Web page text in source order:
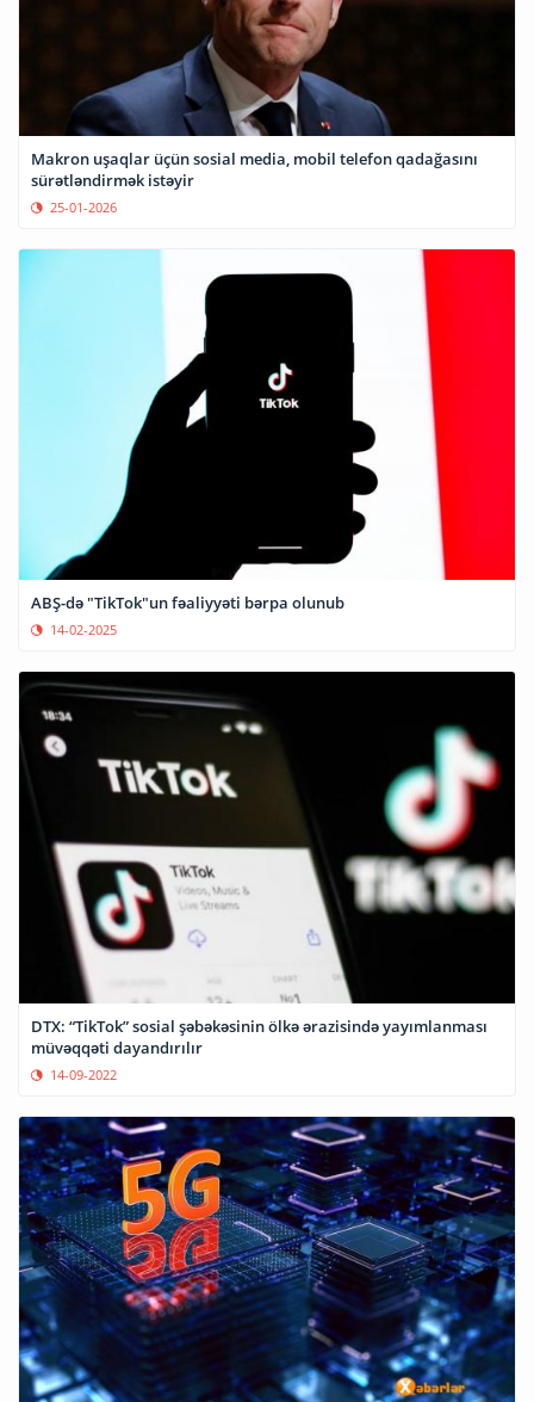
Makron uşaqlar üçün sosial media, mobil telefon qadağasını
sürətləndirmək istəyir
25-01-2026
ABŞ-də "TikTok"un fəaliyyəti bərpa olunub
14-02-2025
DTX: “TikTok” sosial şəbəkəsinin ölkə ərazisində yayımlanması
müvəqqəti dayandırılır
14-09-2022